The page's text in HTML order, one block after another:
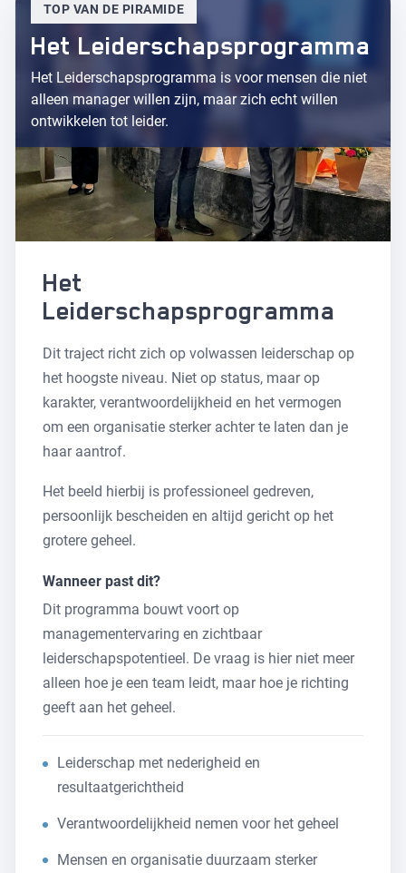
TOP VAN DE PIRAMIDE
Het Leiderschapsprogramma
Het Leiderschapsprogramma is voor mensen die niet
alleen manager willen zijn, maar zich echt willen
ontwikkelen tot leider.
Het
Leiderschapsprogramma
Dit traject richt zich op volwassen leiderschap op
het hoogste niveau. Niet op status, maar op
karakter, verantwoordelijkheid en het vermogen
om een organisatie sterker achter te laten dan je
haar aantrof.
Het beeld hierbij is professioneel gedreven,
persoonlijk bescheiden en altijd gericht op het
grotere geheel.
Wanneer past dit?
Dit programma bouwt voort op
managementervaring en zichtbaar
leiderschapspotentieel. De vraag is hier niet meer
alleen hoe je een team leidt, maar hoe je richting
geeft aan het geheel.
Leiderschap met nederigheid en
resultaatgerichtheid
Verantwoordelijkheid nemen voor het geheel
Mensen en organisatie duurzaam sterker